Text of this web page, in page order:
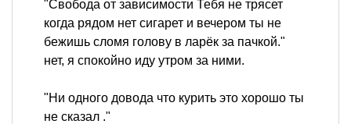
"Свобода от зависимости Тебя не трясет
когда рядом нет сигарет и вечером ты не
бежишь сломя голову в ларёк за пачкой."
нет, я спокойно иду утром за ними.
"Ни одного довода что курить это хорошо ты
не сказал ."